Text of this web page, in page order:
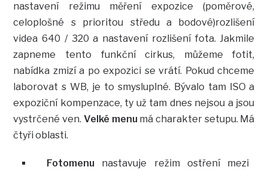
nastavení režimu měření expozice (poměrové,
celoplošné s prioritou středu a bodové)rozlišení
videa 640 / 320 a nastavení rozlišení fota. Jakmile
zapneme tento funkční cirkus, můžeme fotit,
nabídka zmizí a po expozici se vrátí. Pokud chceme
laborovat s WB, je to smysluplné. Bývalo tam ISO a
expoziční kompenzace, ty už tam dnes nejsou a jsou
vystrčené ven. Velké menu má charakter setupu. Má
čtyři oblasti.
Fotomenunastavuje režim ostření mezi